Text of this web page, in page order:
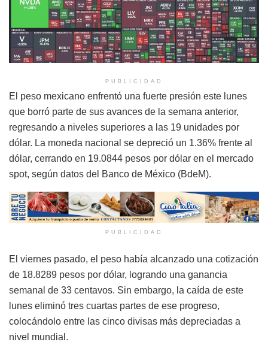
PUBLICIDAD
El peso mexicano enfrentó una fuerte presión este lunes
que borró parte de sus avances de la semana anterior,
regresando a niveles superiores a las 19 unidades por
dólar. La moneda nacional se depreció un 1.36% frente al
dólar, cerrando en 19.0844 pesos por dólar en el mercado
spot, según datos del Banco de México (BdeM).
PUBLICIDAD
El viernes pasado, el peso había alcanzado una cotización
de 18.8289 pesos por dólar, logrando una ganancia
semanal de 33 centavos. Sin embargo, la caída de este
lunes eliminó tres cuartas partes de ese progreso,
colocándolo entre las cinco divisas más depreciadas a
nivel mundial.